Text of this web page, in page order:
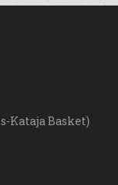
Kataja Basket)